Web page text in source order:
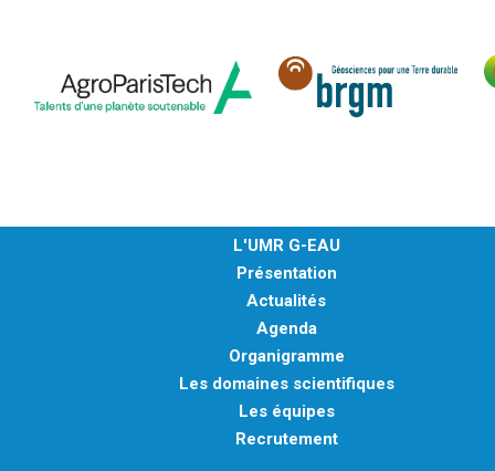
L'UMR G-EAU
Présentation
Actualités
Agenda
Organigramme
Les domaines scientifiques
Les équipes
Recrutement